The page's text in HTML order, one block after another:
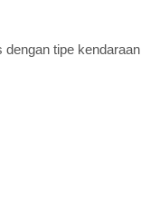
dengan tipe kendaraan